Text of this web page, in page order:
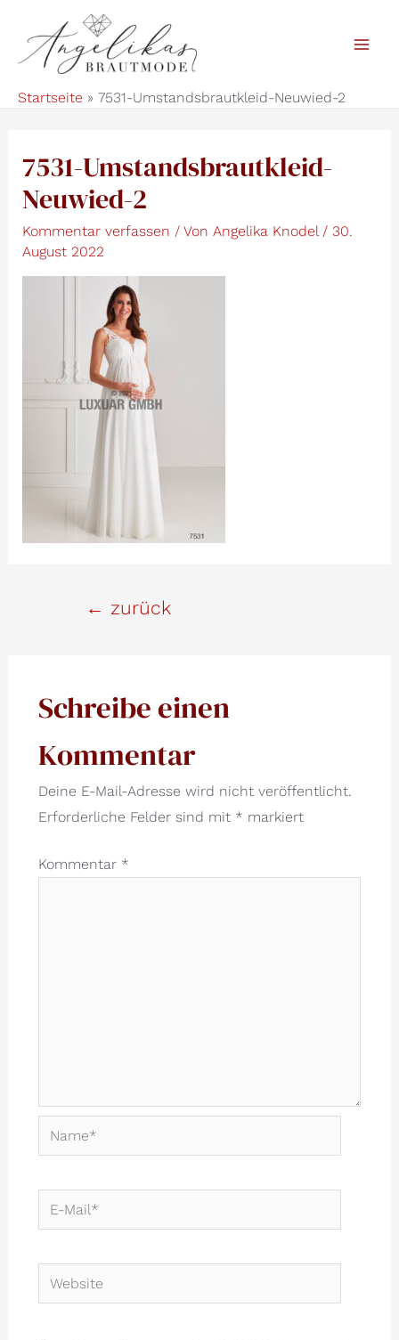
Inhalt
springen
Startseite 7531-Umstandsbrautkleid-Neuwied-2
7531-Umstandsbrautkleid-
Neuwied-2
Kommentar verfassen / Von Angelika Knodel / 30.
August 2022
← zurück
Schreibe einen
Kommentar
Deine E-Mail-Adresse wird nicht veröffentlicht.
Erforderliche Felder sind mit * markiert
Kommentar *
Name*
E-
Mail*
Website